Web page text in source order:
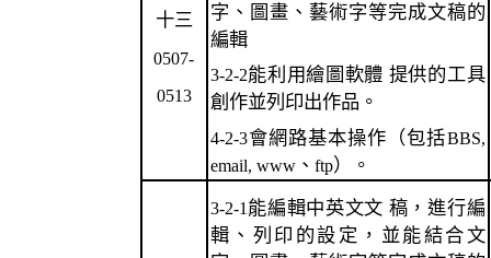
十三
0507-
0513
字、圖畫、藝術字等完成文稿的
編輯
3-2-2能利用繪圖軟體 提供的工具
創作並列印出作品。
4-2-3會網路基本操作（包括BBS,
email, www、 ftp）。
3-2-1 能編輯中英文文 稿，進行編
輯、列印的設定，並能結合文